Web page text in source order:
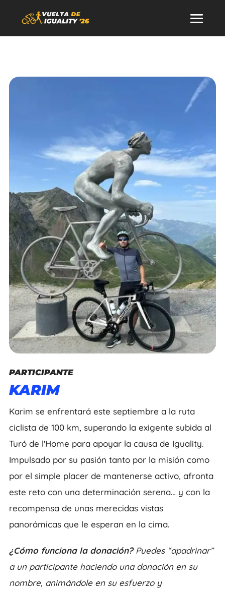
PARTICIPANTE
KARIM
Karim se enfrentará este septiembre a la ruta
ciclista de 100 km, superando la exigente subida al
Turó de l'Home para apoyar la causa de Iguality.
Impulsado por su pasión tanto por la misión como
por el simple placer de mantenerse activo, afronta
este reto con una determinación serena… y con la
recompensa de unas merecidas vistas
panorámicas que le esperan en la cima.
¿Cómo funciona la donación?Puedes “apadrinar”
a un participante haciendo una donación en su
nombre, animándole en su esfuerzo y